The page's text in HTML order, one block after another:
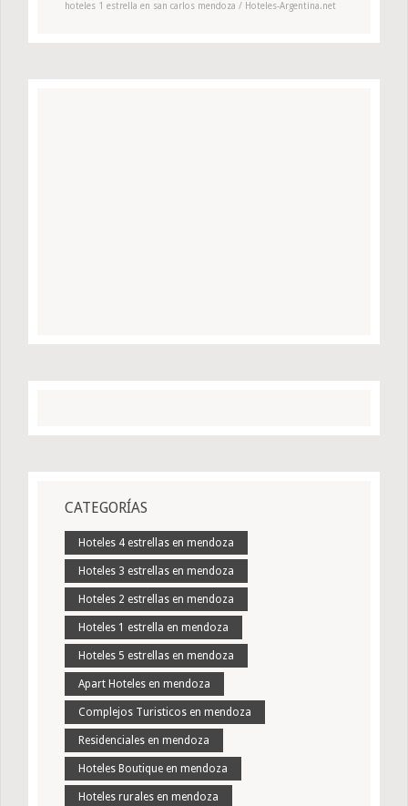
hoteles 1 estrella en san carlos mendoza / Hoteles-Argentina.net
CATEGORÍAS
Hoteles 4 estrellas en mendoza
Hoteles 3 estrellas en mendoza
Hoteles 2 estrellas en mendoza
Hoteles 1 estrella en mendoza
Hoteles 5 estrellas en mendoza
Apart Hoteles en mendoza
Complejos Turisticos en mendoza
Residenciales en mendoza
Hoteles Boutique en mendoza
Hoteles rurales en mendoza